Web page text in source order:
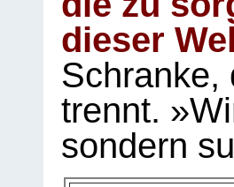
dieser
Schranke,
trennt.
sondern